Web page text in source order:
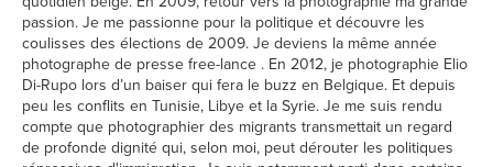
passion. Je me passionne pour la politique et découvre les
coulisses des élections de 2009. Je deviens la même année
photographe de presse free-lance . En 2012, je photographie Elio
Di-Rupo lors d’un baiser qui fera le buzz en Belgique. Et depuis
peu les conflits en Tunisie, Libye et la Syrie. Je me suis rendu
compte que photographier des migrants transmettait un regard
de profonde dignité qui, selon moi, peut dérouter les politiques